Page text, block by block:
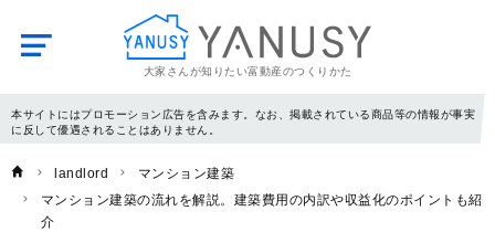
大家さんが知りたい富動産のつくりかた
YANUSY
本サイトにはプロモーション広告を含みます。なお、掲載されている商品等の情報が事実
に反して優遇されることはありません。
landlord
マンション建築
マンション建築の流れを解説。建築費用の内訳や収益化のポイントも紹
介